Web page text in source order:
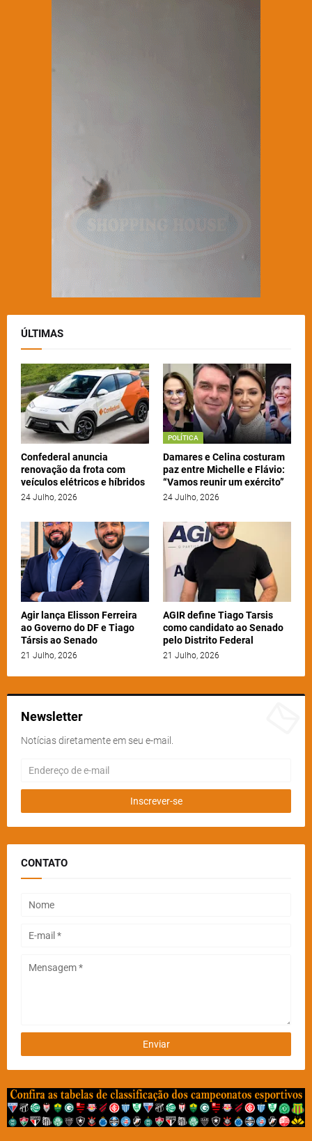
ÚLTIMAS
Confederal anuncia
renovação da frota com
veículos elétricos e híbridos
24 Julho, 2026
POLÍTICA
Damares e Celina costuram
paz entre Michelle e Flávio:
“Vamos reunir um exército”
24 Julho, 2026
Agir lança Elisson Ferreira
ao Governo do DF e Tiago
Társis ao Senado
21 Julho, 2026
AGIR define Tiago Tarsis
como candidato ao Senado
pelo Distrito Federal
21 Julho, 2026
Newsletter
Notícias diretamente em seu e-mail.
CONTATO